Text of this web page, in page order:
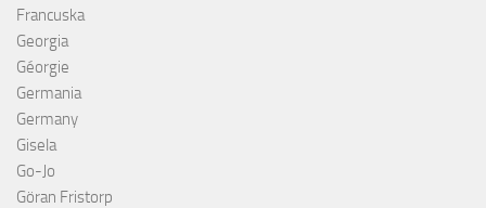
Francuska
Georgia
Géorgie
Germania
Germany
Gisela
Go-Jo
Göran Fristorp